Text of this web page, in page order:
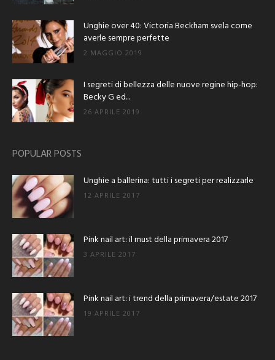
Unghie over 40: Victoria Beckham svela come
averle sempre perfette
2 MAGGIO 2019
I segreti di bellezza delle nuove regine hip-hop:
Becky G ed...
26 APRILE 2019
POPULAR POSTS
Unghie a ballerina: tutti i segreti per realizzarle
12 APRILE 2017
Pink nail art: il must della primavera 2017
3 APRILE 2017
Pink nail art: i trend della primavera/estate 2017
19 APRILE 2017